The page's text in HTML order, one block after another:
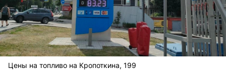
Цены на топливо на Кропоткина, 199